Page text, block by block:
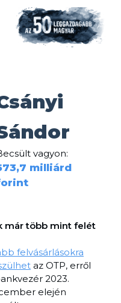
vagyon:
milliárd
már több mint felét
felvásárlásokra
az OTP, erről
2023.
elején